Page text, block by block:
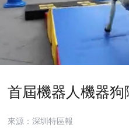
首屆機器人機器
來源：深圳特區報